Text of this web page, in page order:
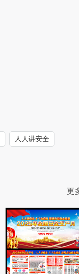
人人讲安全
更